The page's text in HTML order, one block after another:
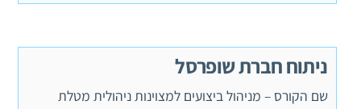
ניתוח חברת שופרסל
שם הקורס – מניהול ביצועים למצוינות ניהולית מטלת